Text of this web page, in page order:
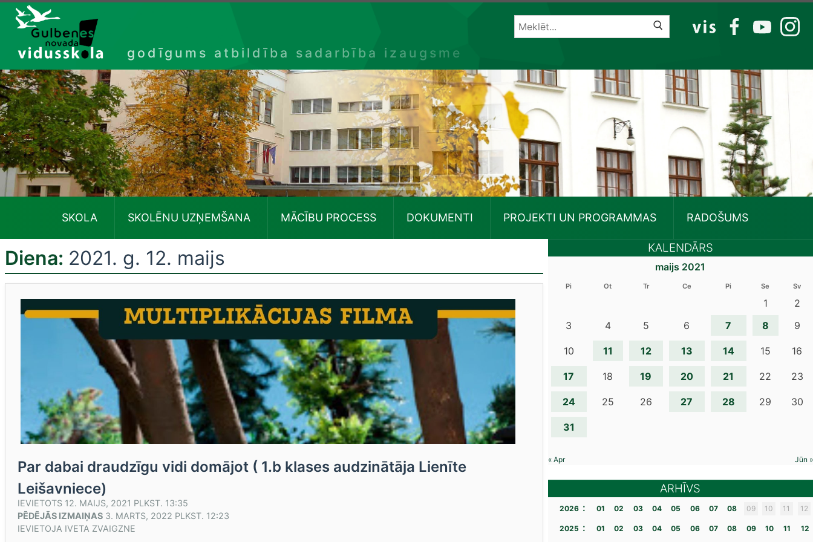
Izlaist
godīgums atbildība sadarbība izaugsme
VIS FB YT IG
SKOLA SKOLĒNU UZŅEMŠANA MĀCĪBU PROCESS DOKUMENTI PROJEKTI UN PROGRAMMAS RADOŠUMS
Diena: 2021. g. 12. maijs
Par dabai draudzīgu vidi domājot ( 1.b klases audzinātāja Lienīte
Leišavniece)
IEVIETOTS 12. MAIJS, 2021 PLKST. 13:35
PĒDĒJĀS IZMAIŅAS 3. MARTS, 2022 PLKST. 12:23
IEVIETOJA IVETA ZVAIGZNE
KALENDĀRS
maijs 2021
Pi Ot Tr Ce Pi Se Sv
1
2
3
4 5 6 7 8 9
10 11 12 13 14 15 16
17 18 19 20 21 22 23
24 25 26 27 28 29 30
31
« Apr Jūn »
ARHĪVS
2026 : 01 02 03 04 05 06 07 08 09 10 11 12
2025 : 01 02 03 04 05 06 07 08 09 10 11 12